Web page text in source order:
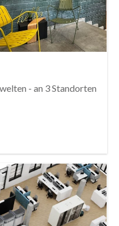
- an 3 Standorten